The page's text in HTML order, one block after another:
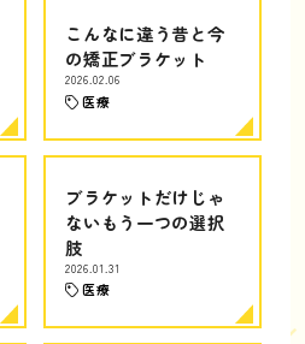
こんなに違う昔と今
の矯正ブラケット
2026.02.06
医療
ブラケットだけじゃ
ないもう一つの選択
肢
2026.01.31
医療